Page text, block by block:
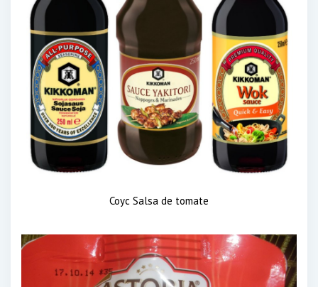
Соус Salsa de tomate